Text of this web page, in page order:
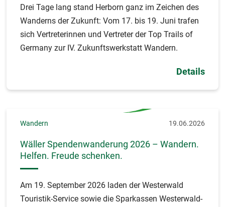
Drei Tage lang stand Herborn ganz im Zeichen des
Wanderns der Zukunft: Vom 17. bis 19. Juni trafen
sich Vertreterinnen und Vertreter der Top Trails of
Germany zur IV. Zukunftswerkstatt Wandern.
Details
Wandern 19.06.2026
Wäller Spendenwanderung 2026 – Wandern.
Helfen. Freude schenken.
Am 19. September 2026 laden der Westerwald
Touristik-Service sowie die Sparkassen Westerwald-